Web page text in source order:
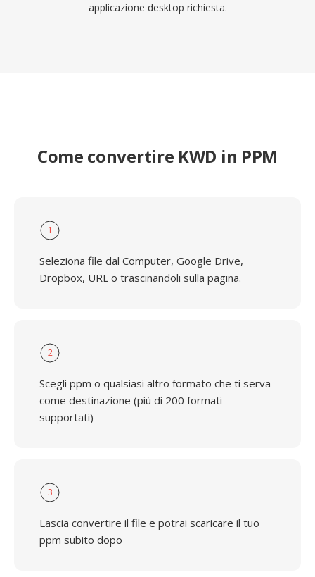
applicazione desktop richiesta.
Come convertire KWD in PPM
1
Seleziona file dal Computer, Google Drive,
Dropbox, URL o trascinandoli sulla pagina.
2
Scegli ppm o qualsiasi altro formato che ti serva
come destinazione (più di 200 formati
supportati)
3
Lascia convertire il file e potrai scaricare il tuo
ppm subito dopo